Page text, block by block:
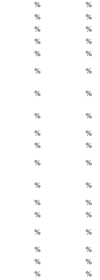
%
%
%
%
%
%
%
%
%
%
% %
% %
% %
%
%
%
%
% %
% %
%
%
%
%
% %
%
%
%
%
% %